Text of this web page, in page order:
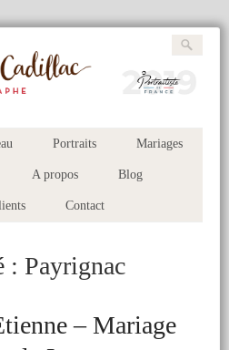
Portraits Mariages
A propos Blog
Contact
: Payrignac
– Mariage